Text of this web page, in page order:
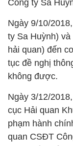
Công ty Sa
Ngày 9/10/
ty Sa Huỳnh)
hải quan) đến
tục đề nghị
không được.
Ngày 3/12/
cục Hải quan
phạm hành
quan CSĐT